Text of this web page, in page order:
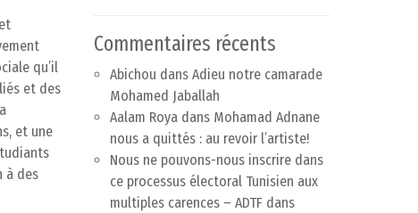
qu’il
et des
et une
à des
Commentaires récents
Abichou dans Adieu notre camarade
Mohamed Jaballah
Aalam Roya dans Mohamad Adnane
nous a quittés : au revoir l’artiste!
Nous ne pouvons-nous inscrire dans
ce processus électoral Tunisien aux
multiples carences – ADTF dans